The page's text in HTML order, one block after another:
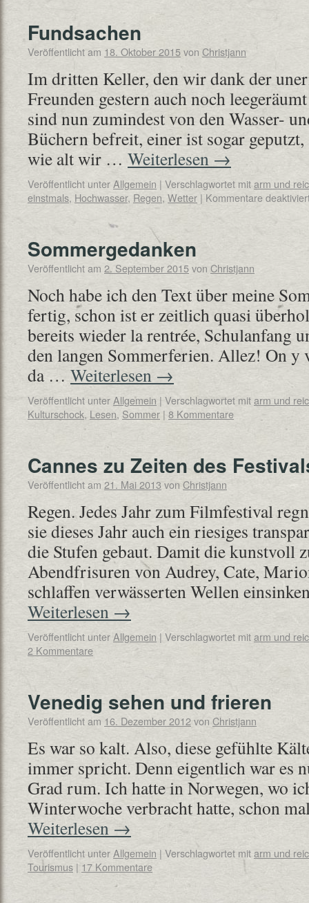
Fundsachen
Veröffentlicht am 18. Oktober 2015von Christjann
Im dritten Keller, den wir dank der
Freunden gestern auch noch
sind nun zumindest von den Wasser-
Büchern befreit, einer ist sogar
wie alt wir … Weiterlesen →
Veröffentlicht unter Allgemein | Verschlagwortet mitarm und
einstmals, Hochwasser, Regen, Wetter | Kommentare
Sommergedanken
Veröffentlicht am 2. September 2015von Christjann
Noch habe ich den Text über meine
fertig, schon ist er zeitlich quasi
bereits wieder la rentrée, Schulanfang
den langen Sommerferien. Allez! On
da … Weiterlesen →
Veröffentlicht unterAllgemein | Verschlagwortet mitarm und
Kulturschock, Lesen, Sommer | 8 Kommentare
Cannes zu Zeiten des
Veröffentlicht am 21. Mai 2013 von Christjann
Regen. Jedes Jahr zum Filmfestival
sie dieses Jahr auch ein riesiges
die Stufen gebaut. Damit die kunstvoll
Abendfrisuren von Audrey, Cate,
schlaffen verwässerten Wellen
Weiterlesen →
Veröffentlicht unterAllgemein | Verschlagwortet mitarm und
2 Kommentare
Venedig sehen und frieren
Veröffentlicht am 16. Dezember 2012von Christjann
Es war so kalt. Also, diese gefühlte
immer spricht. Denn eigentlich war es
Grad rum. Ich hatte in Norwegen, wo
Winterwoche verbracht hatte, schon
Weiterlesen →
Veröffentlicht unter Allgemein | Verschlagwortet mitarm und
Tourismus | 17 Kommentare